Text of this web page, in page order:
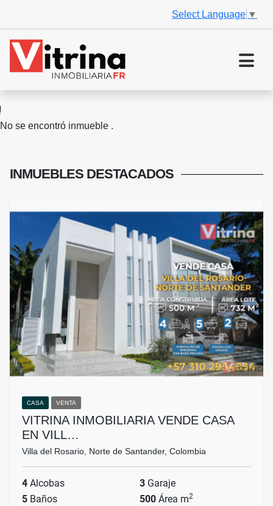
Select Language ▼
No se encontró inmueble .
INMUEBLES DESTACADOS
CASA VENTA
VITRINA INMOBILIARIA VENDE CASA
EN VILL…
Villa del Rosario, Norte de Santander, Colombia
4 Alcobas 3 Garaje
5 Baños 500 Área m2